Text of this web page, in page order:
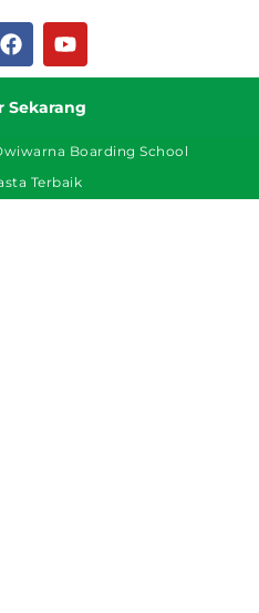
Sekarang
Boarding School
Terbaik